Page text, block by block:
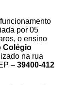
por 05
o ensino
Colégio
na rua
– 39400-412